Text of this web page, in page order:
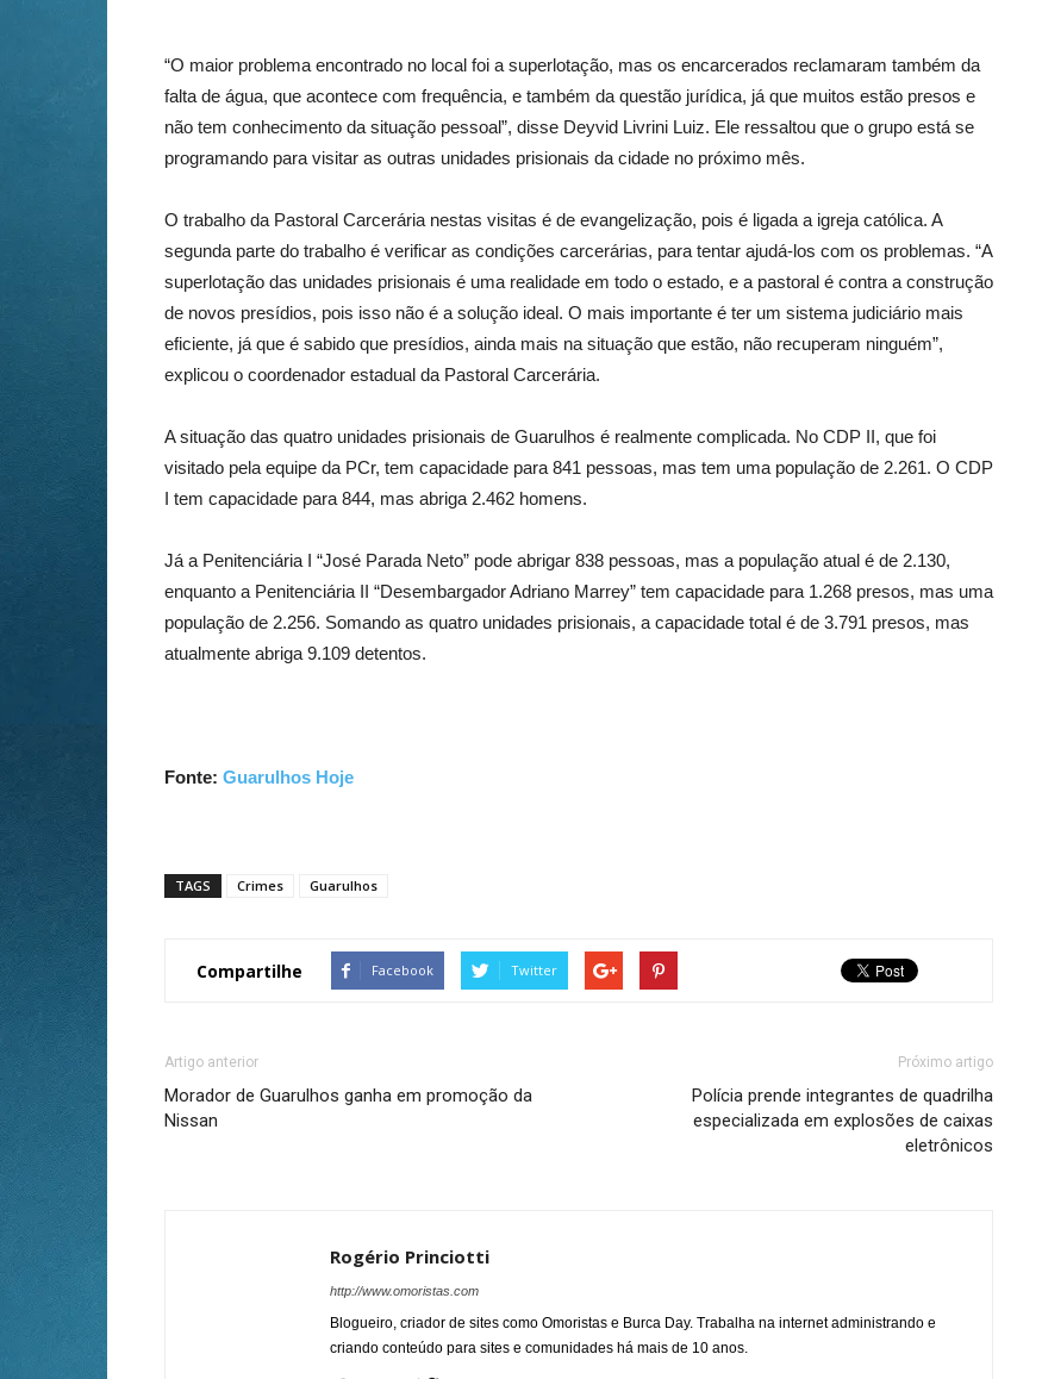
“O maior problema encontrado no local foi a superlotação, mas os encarcerados reclamaram também da
falta de água, que acontece com frequência, e também da questão jurídica, já que muitos estão presos e
não tem conhecimento da situação pessoal”, disse Deyvid Livrini Luiz. Ele ressaltou que o grupo está se
programando para visitar as outras unidades prisionais da cidade no próximo mês.
O trabalho da Pastoral Carcerária nestas visitas é de evangelização, pois é ligada a igreja católica. A
segunda parte do trabalho é verificar as condições carcerárias, para tentar ajudá-los com os problemas. “A
superlotação das unidades prisionais é uma realidade em todo o estado, e a pastoral é contra a construção
de novos presídios, pois isso não é a solução ideal. O mais importante é ter um sistema judiciário mais
eficiente, já que é sabido que presídios, ainda mais na situação que estão, não recuperam ninguém”,
explicou o coordenador estadual da Pastoral Carcerária.
A situação das quatro unidades prisionais de Guarulhos é realmente complicada. No CDP II, que foi
visitado pela equipe da PCr, tem capacidade para 841 pessoas, mas tem uma população de 2.261. O CDP
I tem capacidade para 844, mas abriga 2.462 homens.
Já a Penitenciária I “José Parada Neto” pode abrigar 838 pessoas, mas a população atual é de 2.130,
enquanto a Penitenciária II “Desembargador Adriano Marrey” tem capacidade para 1.268 presos, mas uma
população de 2.256. Somando as quatro unidades prisionais, a capacidade total é de 3.791 presos, mas
atualmente abriga 9.109 detentos.
Fonte: Guarulhos Hoje
TAGS Crimes Guarulhos
Compartilhe Facebook Twitter
Artigo anterior
Morador de Guarulhos ganha em promoção da
Nissan
Próximo artigo
Polícia prende integrantes de quadrilha
especializada em explosões de caixas
eletrônicos
Rogério Princiotti
http://www.omoristas.com
Blogueiro, criador de sites como Omoristas e Burca Day. Trabalha na internet administrando e
criando conteúdo para sites e comunidades há mais de 10 anos.